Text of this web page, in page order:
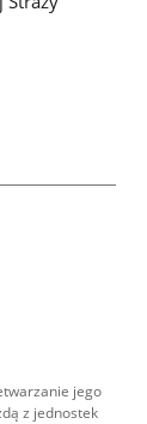
jego
z jednostek